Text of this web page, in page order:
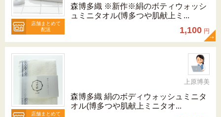
店舗まとめて
配送
森博多織 ※新作※絹のボティウォッシ
ュミニタオル(博多つや肌献上ミ...
1,100 円
店舗まとめて
上原博美
森博多織 絹のボディウォッシュミニタ
オル(博多つや肌献上ミニタオ...